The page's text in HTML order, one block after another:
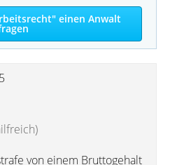
einen Anwalt
von einem Bruttogehalt